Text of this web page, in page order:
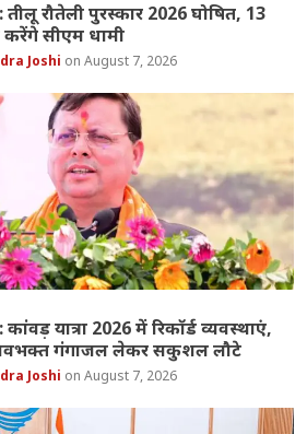
रौतेली पुरस्कार 2026 घोषित, 13
करेंगे सीएम धामी
Joshi August 7, 2026
यात्रा 2026 में रिकॉर्ड व्यवस्थाएं,
गंगाजल लेकर सकुशल लौटे
Joshi August 7, 2026